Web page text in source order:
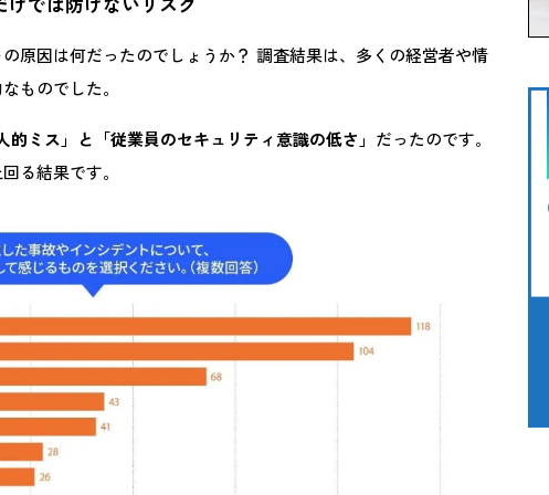
原因は何だったのでしょうか？ 調査結果は、多くの経営者や情
ものでした。
人的ミス」と「従業員のセキュリティ意識の低さ」 だったのです。
る結果です。